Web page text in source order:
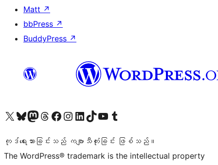
Matt ↗
bbPress ↗
BuddyPress ↗
ကျွန်ုပ်တို့၏ X (ယခင် Twitter) အကောင့်သို့ သွားရောက်ကြည့်ရှုပါကျွန်ုပ်တို့၏ Bluesky အကောင့်သို့ ဝင်ရောက်ကြည့်ရှုရန်
ကျွန်ုပ်တို့၏ Mastodon အကောင့်သို့ သွားရောက်ကြည့်ရှုပါကျွန်ုပ်တို့၏ Threads အကောင့်သို့ ဝင်ရောက်ကြည့်ရှုရန်
ကျွန်ုပ်တို့၏ Facebook စာမျက်နှာသို့ သွားရောက်ကြည့်ရှုပါကျွန်ုပ်တို့၏ Instagram အကောင့်သို့ သွားရောက်ကြည့်ရှုပါ ကျွန်ုပ်တို့၏ LinkedIn အကောင့်သို့ သွားရောက်ကြည့်ရှုပါကျွန်ုပ်တို့၏ TikTok အကောင့်သို့ ဝင်ရောက်ကြည့်ရှုရန်
ကျွန်ုပ်တို့၏ YouTube ချန်နယ်သို့ သွားရောက်ကြည့်ရှုပါ ကျွန်ုပ်တို့၏ Tumblr အကောင့်သို့ ဝင်ရောက်ကြည့်ရှုရန်
ကုဒ်ရေးသားခြင်းသည် ကဗျာသီကုံးခြင်း ဖြစ်သည်။
The WordPress® trademark is the intellectual property